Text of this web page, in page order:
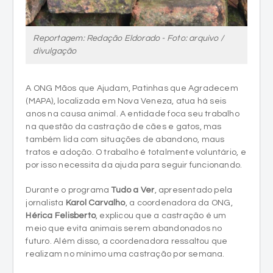
divulgação
A ONG Mãos que Ajudam, Patinhas que Agradecem
na questão da castração de cães e gatos, mas
também lida com situações de abandono, maus
tratos e adoção. O trabalho é totalmente voluntário, e
por isso necessita da ajuda para seguir funcionando.
Durante o programaTudo a Ver, apresentado pela
jornalistaKarol Carvalho, a coordenadora da ONG,
meio que evita animais serem abandonados no
futuro. Além disso, a coordenadora ressaltou que
realizam no mínimo uma castração por semana.
Para quem deseja realizar uma contribuição, basta
entrar em contato através do número98817-1203